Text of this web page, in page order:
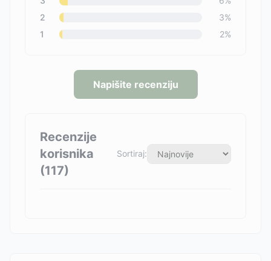
2
3%
1
2%
Napišite recenziju
Recenzije
korisnika
(117)
Sortiraj: